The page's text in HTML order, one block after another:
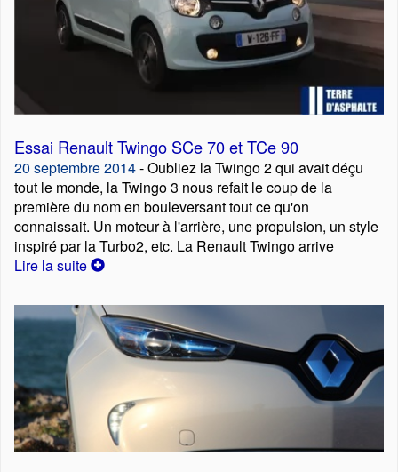
Essai Renault Twingo SCe 70 et TCe 90
20 septembre 2014- Oubliez la Twingo 2 qui avait déçu
tout le monde, la Twingo 3 nous refait le coup de la
première du nom en bouleversant tout ce qu'on
connaissait. Un moteur à l'arrière, une propulsion, un style
inspiré par la Turbo2, etc. La Renault Twingo arrive
Lire la suite